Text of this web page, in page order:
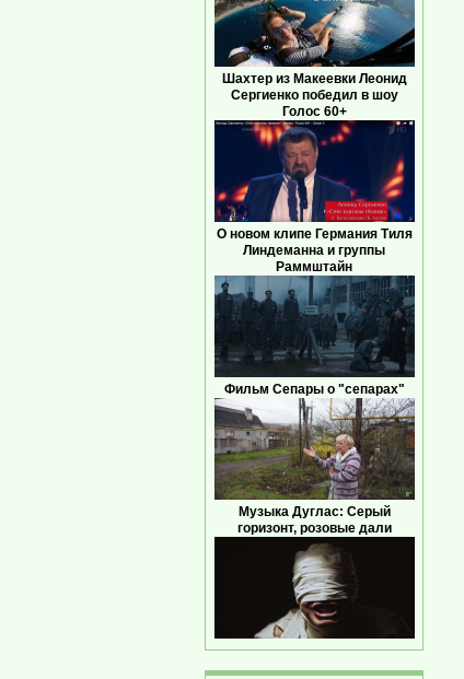
Шахтер из Макеевки Леонид
Сергиенко победил в шоу
Голос 60+
О новом клипе Германия Тиля
Линдеманна и группы
Раммштайн
Фильм Сепары о "сепарах"
Музыка Дуглас: Серый
горизонт, розовые дали